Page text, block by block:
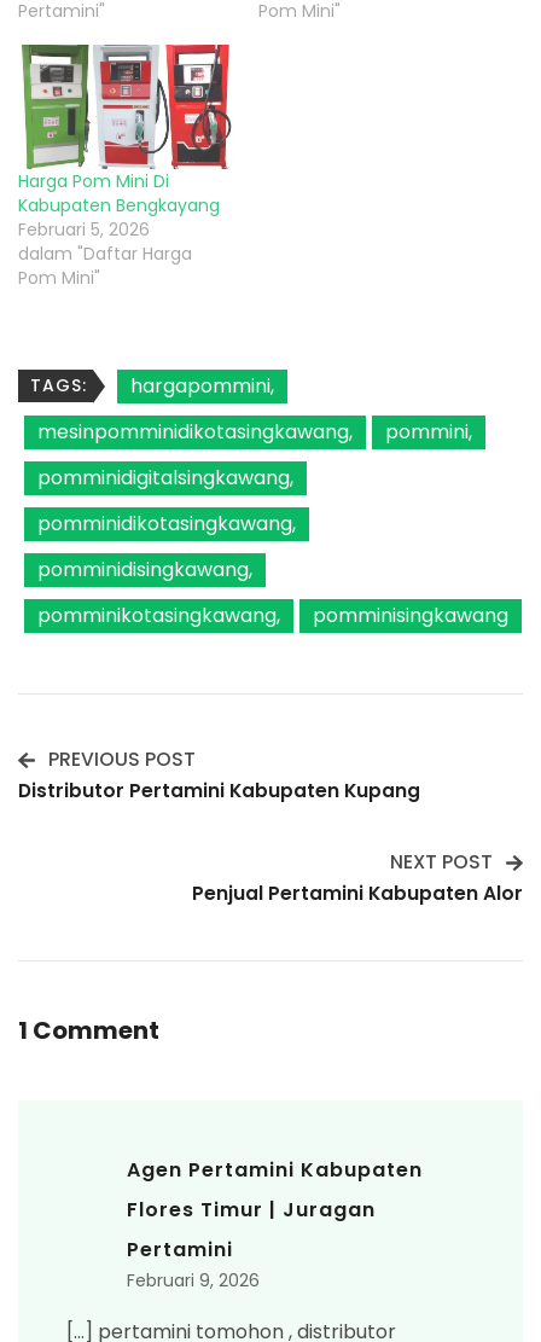
Pertamini"
Pom Mini"
Harga Pom Mini Di
Kabupaten Bengkayang
Februari 5, 2026
dalam "Daftar Harga
Pom Mini"
TAGS:
hargapommini
mesinpomminidikotasingkawang
pommini
pomminidigitalsingkawang
pomminidikotasingkawang
pomminidisingkawang
pomminikotasingkawang
pomminisingkawang
Post
PREVIOUS POST
Distributor Pertamini Kabupaten Kupang
NEXT POST
Penjual Pertamini Kabupaten Alor
1 Comment
Agen Pertamini Kabupaten
Flores Timur | Juragan
Pertamini
Februari 9, 2026
[…] pertamini tomohon , distributor